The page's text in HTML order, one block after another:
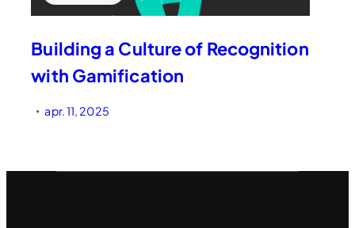
Building a Culture of Recognition
with Gamification
• apr. 11, 2025